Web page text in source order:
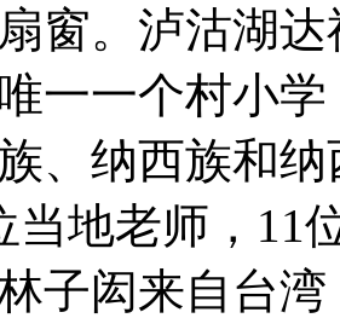
窗。泸沽湖
一一个村小
、纳西族和
当地老师，11
子闳来自台